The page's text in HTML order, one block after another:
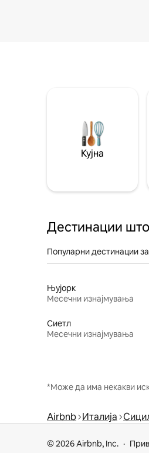
Кујна
Дестинации
Популарни дестинации
Њујорк
Месечни изнајмувања
Сиетл
Месечни изнајмувања
*Може да има некакви
Airbnb Италија
© 2026 Airbnb, Inc.